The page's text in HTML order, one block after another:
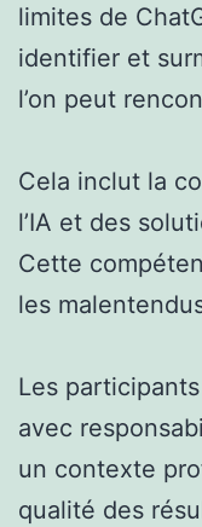
limites de
identifier et
l’on peut
Cela inclut la
l’IA et des
Cette
les
Les
avec
un contexte
qualité des